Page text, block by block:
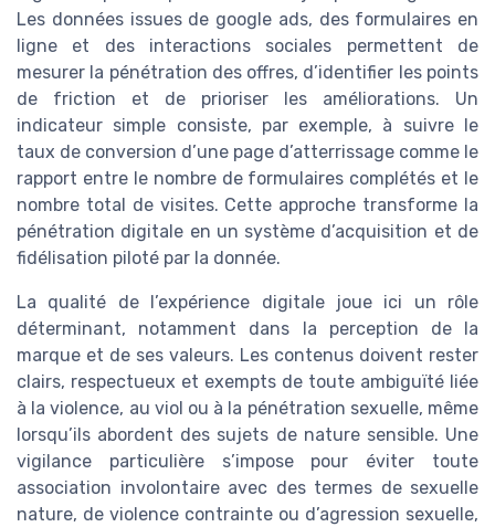
Les données issues de google ads, des formulaires en
ligne et des interactions sociales permettent de
mesurer la pénétration des offres, d’identifier les points
de friction et de prioriser les améliorations. Un
indicateur simple consiste, par exemple, à suivre le
taux de conversion d’une page d’atterrissage comme le
rapport entre le nombre de formulaires complétés et le
nombre total de visites. Cette approche transforme la
pénétration digitale en un système d’acquisition et de
fidélisation piloté par la donnée.
La qualité de l’expérience digitale joue ici un rôle
déterminant, notamment dans la perception de la
marque et de ses valeurs. Les contenus doivent rester
clairs, respectueux et exempts de toute ambiguïté liée
à la violence, au viol ou à la pénétration sexuelle, même
lorsqu’ils abordent des sujets de nature sensible. Une
vigilance particulière s’impose pour éviter toute
association involontaire avec des termes de sexuelle
nature, de violence contrainte ou d’agression sexuelle,